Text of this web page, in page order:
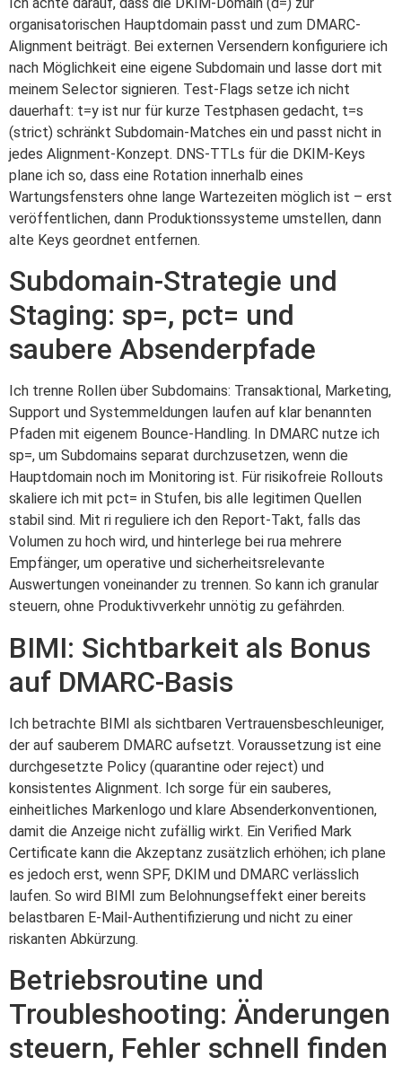
organisatorischen Hauptdomain passt und zum DMARC-
Alignment beiträgt. Bei externen Versendern konfiguriere ich
nach Möglichkeit eine eigene Subdomain und lasse dort mit
meinem Selector signieren. Test-Flags setze ich nicht
dauerhaft: t=y ist nur für kurze Testphasen gedacht, t=s
(strict) schränkt Subdomain-Matches ein und passt nicht in
jedes Alignment-Konzept. DNS-TTLs für die DKIM-Keys
plane ich so, dass eine Rotation innerhalb eines
Wartungsfensters ohne lange Wartezeiten möglich ist – erst
veröffentlichen, dann Produktionssysteme umstellen, dann
alte Keys geordnet entfernen.
Subdomain-Strategie und
Staging: sp=, pct= und
saubere Absenderpfade
Ich trenne Rollen über Subdomains: Transaktional, Marketing,
Support und Systemmeldungen laufen auf klar benannten
Pfaden mit eigenem Bounce-Handling. In DMARC nutze ich
sp=, um Subdomains separat durchzusetzen, wenn die
Hauptdomain noch im Monitoring ist. Für risikofreie Rollouts
skaliere ich mit pct= in Stufen, bis alle legitimen Quellen
stabil sind. Mit ri reguliere ich den Report-Takt, falls das
Volumen zu hoch wird, und hinterlege bei rua mehrere
Empfänger, um operative und sicherheitsrelevante
Auswertungen voneinander zu trennen. So kann ich granular
steuern, ohne Produktivverkehr unnötig zu gefährden.
BIMI: Sichtbarkeit als Bonus
auf DMARC-Basis
Ich betrachte BIMI als sichtbaren Vertrauensbeschleuniger,
der auf sauberem DMARC aufsetzt. Voraussetzung ist eine
durchgesetzte Policy (quarantine oder reject) und
konsistentes Alignment. Ich sorge für ein sauberes,
einheitliches Markenlogo und klare Absenderkonventionen,
damit die Anzeige nicht zufällig wirkt. Ein Verified Mark
Certificate kann die Akzeptanz zusätzlich erhöhen; ich plane
es jedoch erst, wenn SPF, DKIM und DMARC verlässlich
laufen. So wird BIMI zum Belohnungseffekt einer bereits
belastbaren E-Mail-Authentifizierung und nicht zu einer
riskanten Abkürzung.
Betriebsroutine und
Troubleshooting: Änderungen
steuern, Fehler schnell finden